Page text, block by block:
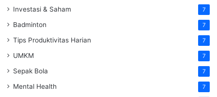
Investasi & Saham 7
Badminton 7
Tips Produktivitas Harian 7
UMKM 7
Sepak Bola 7
Mental Health 7